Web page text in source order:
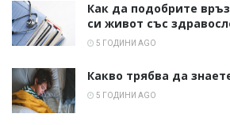
Как да подобрите
си живот със
5 ГОДИНИ AGO
Какво трябва да
5 ГОДИНИ AGO